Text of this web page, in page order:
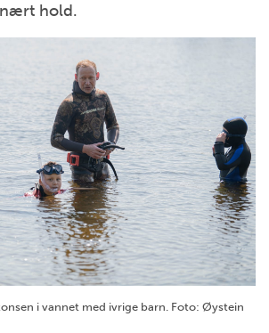
hold.
i vannet med ivrige barn. Foto: Øystein